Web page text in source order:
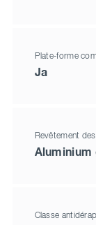
Plate-forme
Ja
Revêtement
Aluminium
Classe